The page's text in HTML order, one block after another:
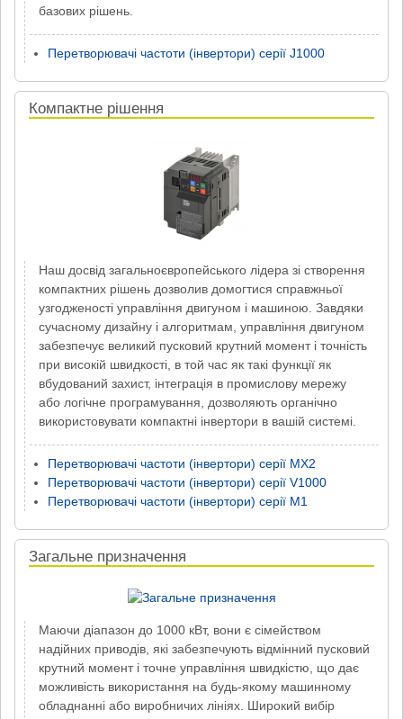
базових рішень.
Перетворювачі частоти (інвертори) серії J1000
Компактне рішення
Наш досвід загальноєвропейського лідера зі створення
компактних рішень дозволив домогтися справжньої
узгодженості управління двигуном і машиною. Завдяки
сучасному дизайну і алгоритмам, управління двигуном
забезпечує великий пусковий крутний момент і точність
при високій швидкості, в той час як такі функції як
вбудований захист, інтеграція в промислову мережу
або логічне програмування, дозволяють органічно
використовувати компактні інвертори в вашій системі.
Перетворювачі частоти (інвертори) серії MX2
Перетворювачі частоти (інвертори) серії V1000
Перетворювачі частоти (інвертори) серії M1
Загальне призначення
Маючи діапазон до 1000 кВт, вони є сімейством
надійних приводів, які забезпечують відмінний пусковий
крутний момент і точне управління швидкістю, що дає
можливість використання на будь-якому машинному
обладнанні або виробничих лініях. Широкий вибір